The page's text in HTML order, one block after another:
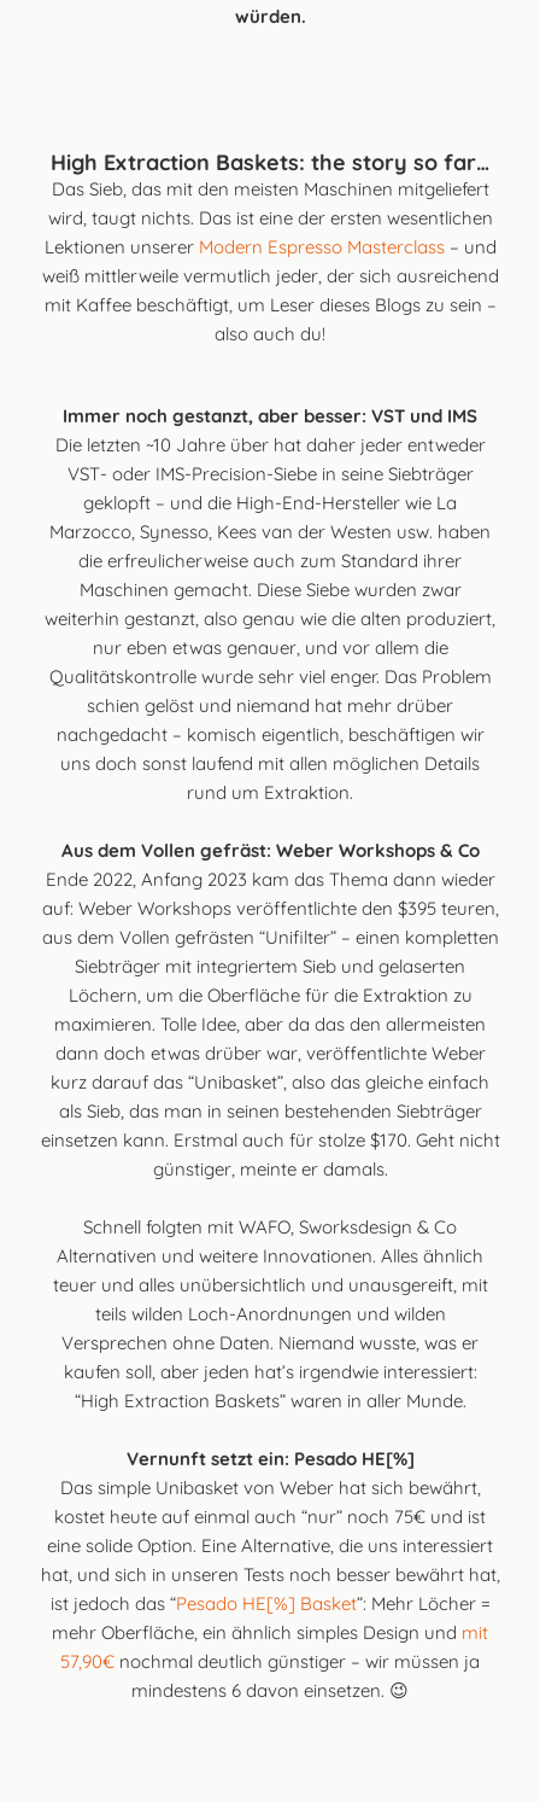
würden.
High Extraction Baskets: the story so far…
Das Sieb, das mit den meisten Maschinen mitgeliefert
wird, taugt nichts. Das ist eine der ersten wesentlichen
Lektionen unserer Modern Espresso Masterclass– und
weiß mittlerweile vermutlich jeder, der sich ausreichend
mit Kaffee beschäftigt, um Leser dieses Blogs zu sein –
also auch du!
Immer noch gestanzt, aber besser: VST und IMS
Die letzten ~10 Jahre über hat daher jeder entweder
VST- oder IMS-Precision-Siebe in seine Siebträger
geklopft – und die High-End-Hersteller wie La
Marzocco, Synesso, Kees van der Westen usw. haben
die erfreulicherweise auch zum Standard ihrer
Maschinen gemacht. Diese Siebe wurden zwar
weiterhin gestanzt, also genau wie die alten produziert,
nur eben etwas genauer, und vor allem die
Qualitätskontrolle wurde sehr viel enger. Das Problem
schien gelöst und niemand hat mehr drüber
nachgedacht – komisch eigentlich, beschäftigen wir
uns doch sonst laufend mit allen möglichen Details
rund um Extraktion.
Aus dem Vollen gefräst: Weber Workshops & Co
Ende 2022, Anfang 2023 kam das Thema dann wieder
auf: Weber Workshops veröffentlichte den $395 teuren,
aus dem Vollen gefrästen “Unifilter” – einen kompletten
Siebträger mit integriertem Sieb und gelaserten
Löchern, um die Oberfläche für die Extraktion zu
maximieren. Tolle Idee, aber da das den allermeisten
dann doch etwas drüber war, veröffentlichte Weber
kurz darauf das “Unibasket”, also das gleiche einfach
als Sieb, das man in seinen bestehenden Siebträger
einsetzen kann. Erstmal auch für stolze $170. Geht nicht
günstiger, meinte er damals.
Schnell folgten mit WAFO, Sworksdesign & Co
Alternativen und weitere Innovationen. Alles ähnlich
teuer und alles unübersichtlich und unausgereift, mit
teils wilden Loch-Anordnungen und wilden
Versprechen ohne Daten. Niemand wusste, was er
kaufen soll, aber jeden hat’s irgendwie interessiert:
“High Extraction Baskets” waren in aller Munde.
Vernunft setzt ein: Pesado HE[%]
Das simple Unibasket von Weber hat sich bewährt,
kostet heute auf einmal auch “nur” noch 75€ und ist
eine solide Option. Eine Alternative, die uns interessiert
hat, und sich in unseren Tests noch besser bewährt hat,
ist jedoch das “Pesado HE[%] Basket”: Mehr Löcher =
mehr Oberfläche, ein ähnlich simples Design und mit
57,90€ nochmal deutlich günstiger – wir müssen ja
mindestens 6 davon einsetzen. 😉